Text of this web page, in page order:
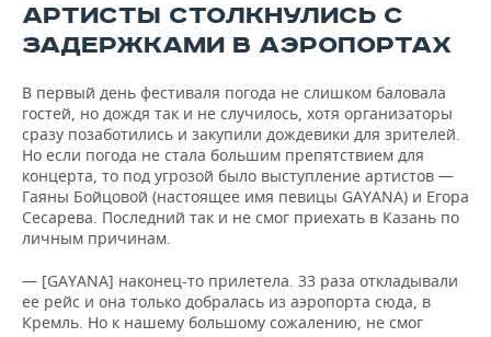
АРТИСТЫ СТОЛКНУЛИСЬ С
ЗАДЕРЖКАМИ В АЭРОПОРТАХ
В первый день фестиваля погода не слишком баловала
гостей, но дождя так и не случилось, хотя организаторы
сразу позаботились и закупили дождевики для зрителей.
Но если погода не стала большим препятствием для
концерта, то под угрозой было выступление артистов —
Гаяны Бойцовой (настоящее имя певицы GAYANA) и Егора
Сесарева. Последний так и не смог приехать в Казань по
личным причинам.
— [GAYANA] наконец-то прилетела. 33 раза откладывали
ее рейс и она только добралась из аэропорта сюда, в
Кремль. Но к нашему большому сожалению, не смог